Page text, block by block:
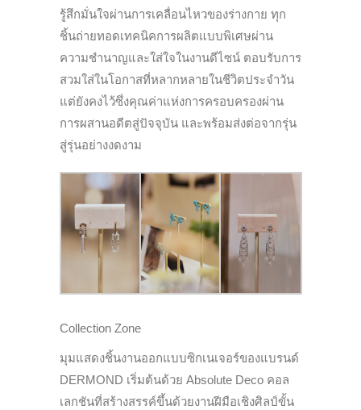
รู้สึกมั่นใจผ่านการเคลื่อนไหวของร่างกาย ทุก
ชิ้นถ่ายทอดเทคนิคการผลิตแบบพิเศษผ่าน
ความชำนาญและใส่ใจในงานดีไซน์ ตอบรับการ
สวมใส่ในโอกาสที่หลากหลายในชีวิตประจำวัน
แต่ยังคงไว้ซึ่งคุณค่าแห่งการครอบครองผ่าน
การผสานอดีตสู่ปัจจุบัน และพร้อมส่งต่อจากรุ่น
สู่รุ่นอย่างงดงาม
Collection Zone
มุมแสดงชิ้นงานออกแบบซิกเนเจอร์ของแบรนด์
DERMOND เริ่มต้นด้วย Absolute Deco คอล
เลกชันที่สร้างสรรค์ขึ้นด้วยงานฝีมือเชิงศิลป์ขั้น